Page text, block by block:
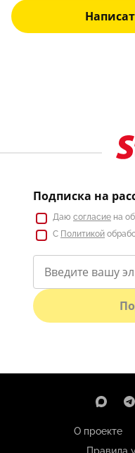
Подписка на
Даю согласие на
С Политикой
О проекте
Правила